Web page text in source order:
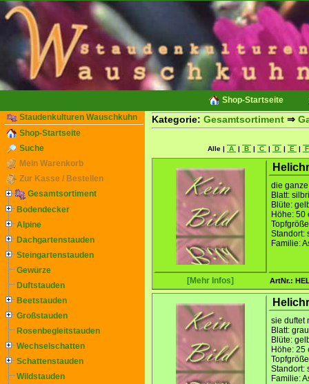
Shop-Startseite
Staudenkulturen Wauschkuhn
Shop-Startseite
Suche
Mein Warenkorb
Zur Kasse / Bestellen
Gesamtsortiment
Bodendecker
Alpine
Dachgartenstauden
Steingartenstauden
Gewürze
Duftstauden
Beetstauden
Großstauden
Rosenbegleitstauden
Wechselschatten
Schattenstauden
Wildstauden
Kategorie: Gesamtsortiment ⇒
Alle | A | B | C | D | E |
die
Blatt:
Blüte:
Höhe: 50
Standort:
Familie:
[Mehr Infos] ArtNr.:
sie duftet
Blatt:
Blüte:
Höhe: 25
Standort:
Familie: